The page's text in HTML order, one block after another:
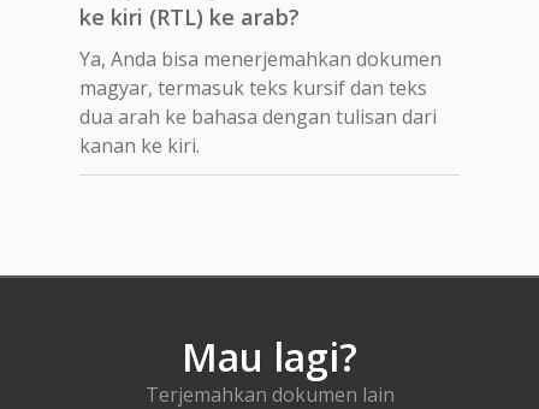
ke kiri (RTL) ke arab?
Ya, Anda bisa menerjemahkan dokumen
magyar, termasuk teks kursif dan teks
dua arah ke bahasa dengan tulisan dari
kanan ke kiri.
Mau lagi?
Terjemahkan dokumen lain